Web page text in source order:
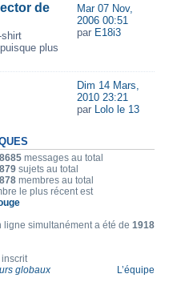
de
shirt
plus
Mar 07 Nov,
2006 00:51
par E18i3
Dim 14 Mars,
2010 23:21
par Lolo le 13
messages au total
sujets au total
membres au total
le plus récent est
ligne simultanément a été de 1918
globaux L’équipe